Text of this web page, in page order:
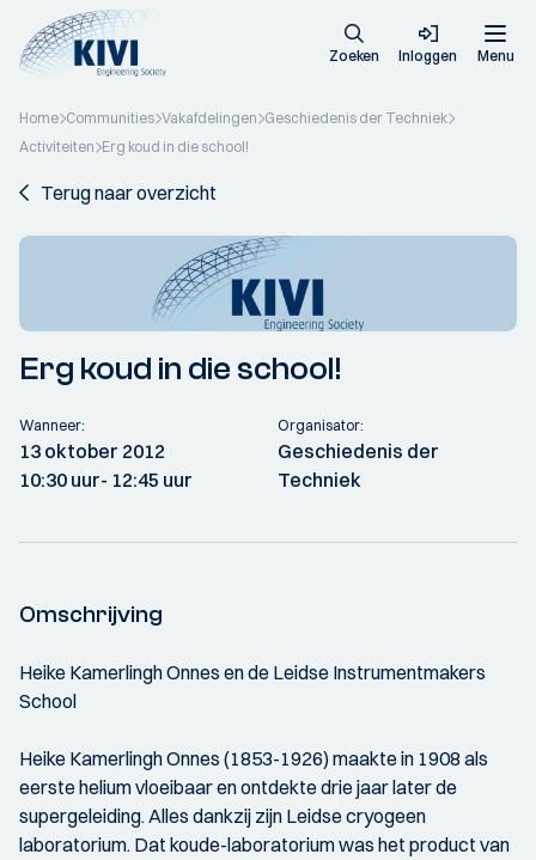
Zoeken Inloggen Menu
Home Communities Vakafdelingen Geschiedenis der Techniek
Activiteiten Erg koud in die school!
Terug naar overzicht
Erg koud in die school!
Wanneer:
13 oktober 2012
10:30 uur- 12:45 uur
Organisator:
Geschiedenis der
Techniek
Omschrijving
Heike Kamerlingh Onnes en de Leidse Instrumentmakers
School
Heike Kamerlingh Onnes (1853-1926) maakte in 1908 als
eerste helium vloeibaar en ontdekte drie jaar later de
supergeleiding. Alles dankzij zijn Leidse cryogeen
laboratorium. Dat koude-laboratorium was het product van